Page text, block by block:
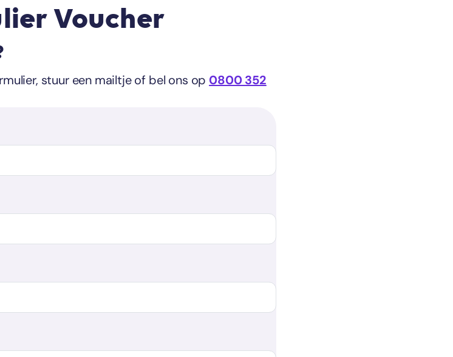
Voucher
stuur een mailtje of bel ons op 0800 352